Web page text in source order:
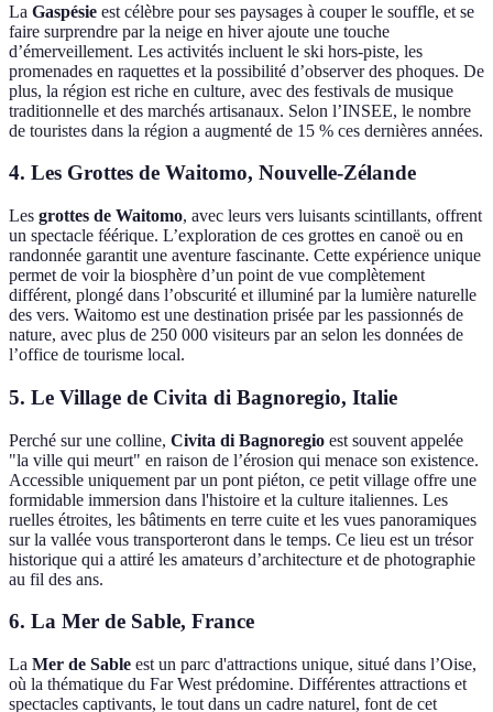
La Gaspésie est célèbre pour ses paysages à couper le souffle, et se
faire surprendre par la neige en hiver ajoute une touche
d’émerveillement. Les activités incluent le ski hors-piste, les
promenades en raquettes et la possibilité d’observer des phoques. De
plus, la région est riche en culture, avec des festivals de musique
traditionnelle et des marchés artisanaux. Selon l’INSEE, le nombre
de touristes dans la région a augmenté de 15 % ces dernières années.
4. Les Grottes de Waitomo, Nouvelle-Zélande
Les grottes de Waitomo, avec leurs vers luisants scintillants, offrent
un spectacle féérique. L’exploration de ces grottes en canoë ou en
randonnée garantit une aventure fascinante. Cette expérience unique
permet de voir la biosphère d’un point de vue complètement
différent, plongé dans l’obscurité et illuminé par la lumière naturelle
des vers. Waitomo est une destination prisée par les passionnés de
nature, avec plus de 250 000 visiteurs par an selon les données de
l’office de tourisme local.
5. Le Village de Civita di Bagnoregio, Italie
Perché sur une colline, Civita di Bagnoregio est souvent appelée
"la ville qui meurt" en raison de l’érosion qui menace son existence.
Accessible uniquement par un pont piéton, ce petit village offre une
formidable immersion dans l'histoire et la culture italiennes. Les
ruelles étroites, les bâtiments en terre cuite et les vues panoramiques
sur la vallée vous transporteront dans le temps. Ce lieu est un trésor
historique qui a attiré les amateurs d’architecture et de photographie
au fil des ans.
6. La Mer de Sable, France
La Mer de Sable est un parc d'attractions unique, situé dans l’Oise,
où la thématique du Far West prédomine. Différentes attractions et
spectacles captivants, le tout dans un cadre naturel, font de cet